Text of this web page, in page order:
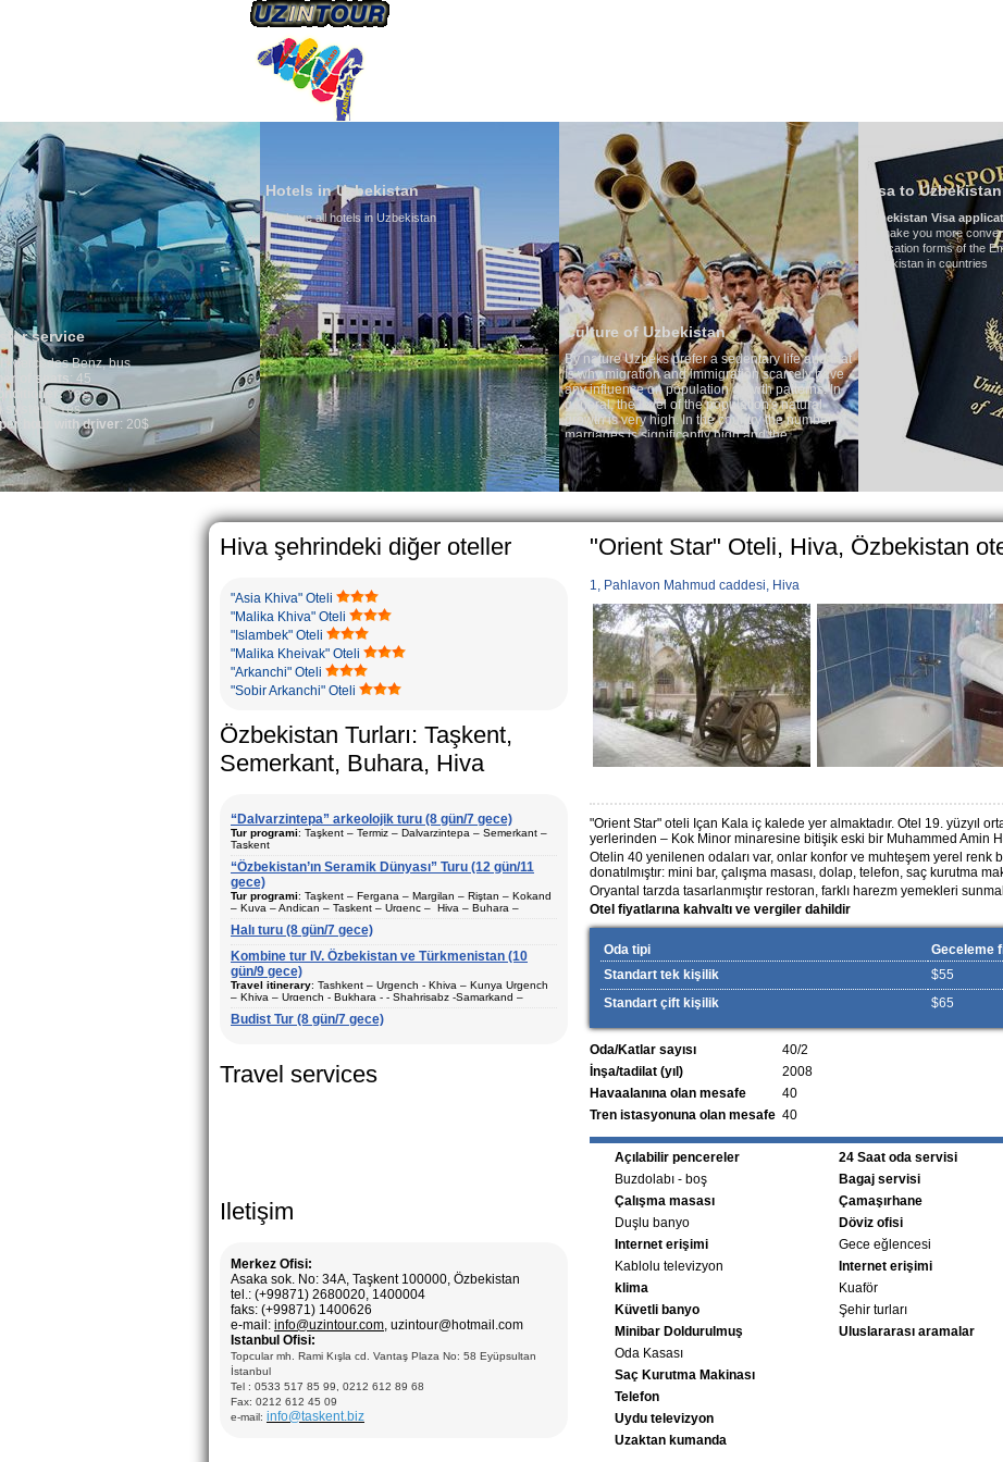
Hotels in Uzbekistan
We have all hotels in Uzbekistan
Culture of Uzbekistan
By nature Uzbeks prefer a sedentary life and that
is why migration and immigration scarcely have
any influence on population growth patterns. In
general, the level of the population's natural
growth is very high. In the country the number of
marriages is significantly high and the
percentage of divorce cases is one of the lowest
in the world. According to Uzbek tradition, the
family is regarded as something quite sacred.
The usual Uzbek family, particularly in villages, is
rather big. On the average, the Uzbek family has
5-6 children.
Visa to Uzbekistan
Uzbekistan Visa application form:
To make you more convenient, we have prepared visa
application forms of the Embassies of the Republic of
Uzbekistan in countries
Hiva şehrindeki diğer oteller
"Asia Khiva" Oteli
"Malika Khiva" Oteli
"Islambek" Oteli
"Malika Kheivak" Oteli
"Arkanchi" Oteli
"Sobir Arkanchi" Oteli
Özbekistan Turları: Taşkent,
Semerkant, Buhara, Hiva
“Dalvarzintepa” arkeolojik turu (8 gün/7 gece)
Tur programi: Taşkent – Termiz – Dalvarzintepa – Semerkant –
Taşkent
Süre: 8 gün/7 gece
Hareket şekli : Karayolu ve uçak
– Termiz (1) – Dalvarzintepa (3)
Sezon: Yil boyunca
Konaklama: tek ve iki kişilık odalar
Açiklama:Özbekistan turistik şehirleri gezilmesi. Surkhandarya
bölgesi arkeolojik kazılarını ziyaret etmek için en iyi tur programı
“Özbekistan’ın Seramik Dünyası” Turu (12 gün/11
gece)
Tur programi: Taşkent – Fergana – Margilan – Riştan – Kokand
– Kuva – Andican – Taşkent – Urgenç – Hiva – Buhara –
Hareket şekli: Karayolu ve uçak
Ziyaret edilecek şehirler (geceler): Taşkent (3) – Fergana (3) –
Margilan – Riştan – Kokand – Kuva – Andican – Hiva (1) –
Buhara (2) – Gijduvan – Semerkant (2)
Konaklama
: tek ve iki kişilık odalar
Halı turu (8 gün/7 gece)
Kombine tur IV. Özbekistan ve Türkmenistan (10
gün/9 gece)
Travel itinerary: Tashkent – Urgench - Khiva – Kunya Urgench
– Khiva – Urgench - Bukhara - - Shahrisabz -Samarkand –
Budist Tur (8 gün/7 gece)
Travel services
Iletişim
Merkez Ofisi:
Asaka sok. No: 34A, Taşkent 100000, Özbekistan
tel.: (+99871) 2680020, 1400004
faks: (+99871) 1400626
e-mail: info@uzintour.com, uzintour@hotmail.com
Istanbul Ofisi:
Topcular mh. Rami Kışla cd. Vantaş Plaza No: 58 Eyüpsultan
İstanbul
Tel : 0533 517 85 99, 0212 612 89 68
Fax: 0212 612 45 09
e-mail: info@taskent.biz
"Orient Star" Oteli, Hiva, Özbekistan
1, Pahlavon Mahmud caddesi, Hiva
"Orient Star" oteli Içan Kala iç kalede yer almaktadır. Otel 19. yüzyıl
yerlerinden – Kok Minor minaresine bitişik eski bir Muhammed Amin
Otelin 40 yenilenen odaları var, onlar konfor ve muhteşem yerel renk
donatılmıştır: mini bar, çalışma masası, dolap, telefon, saç kurutma
Oryantal tarzda tasarlanmıştır restoran, farklı harezm yemekleri
Otel fiyatlarına kahvaltı ve vergiler dahildir
Oda tipi
Geceleme
Standart tek kişilik
$55
Standart çift kişilik
$65
Oda/Katlar sayısı
40/2
İnşa/tadilat (yıl)
2008
Havaalanına olan mesafe
40
Tren istasyonuna olan mesafe 40
Açılabilir pencereler
Buzdolabı - boş
Çalışma masası
Duşlu banyo
Internet erişimi
Kablolu televizyon
klima
Küvetli banyo
Minibar Doldurulmuş
Oda Kasası
Saç Kurutma Makinası
Telefon
Uydu televizyon
Uzaktan kumanda
24 Saat oda servisi
Bagaj servisi
Çamaşırhane
Döviz ofisi
Gece eğlencesi
Internet erişimi
Kuaför
Şehir turları
Uluslararası aramalar